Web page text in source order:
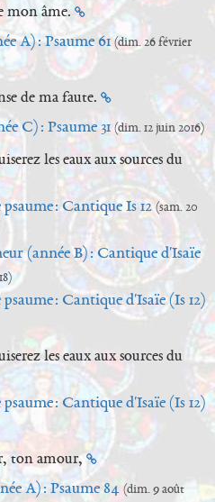
mon âme.
A) : Psaume 61 (dim. 26 février
de ma faute.
C) : Psaume 31 (dim. 12 juin 2016)
les eaux aux sources du
: Cantique Is 12 (sam. 20
(année B) : Cantique d'Isaïe
: Cantique d'Isaïe (Is 12)
les eaux aux sources du
: Cantique d'Isaïe (Is 12)
ton amour,
A) : Psaume 84 (dim. 9 août